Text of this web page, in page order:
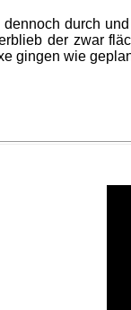
dennoch durch
der zwar
gingen wie